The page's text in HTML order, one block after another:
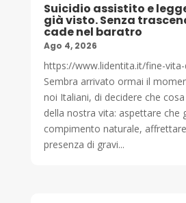
Suicidio assistito e
già visto. Senza
cade nel baratro
Ago 4, 2026
https://www.lidentita.it/fine-
Sembra arrivato ormai il
noi Italiani, di decidere che
della nostra vita: aspettare che
compimento naturale, affrettare
presenza di gravi...